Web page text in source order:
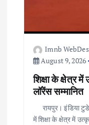
Imnb
August 9, 2026
शिक्षा के क्षेत्र
लॉरेंस सम्मानित
रायपुर। इंडिया टुडे
में शिक्षा के क्षेत्र में